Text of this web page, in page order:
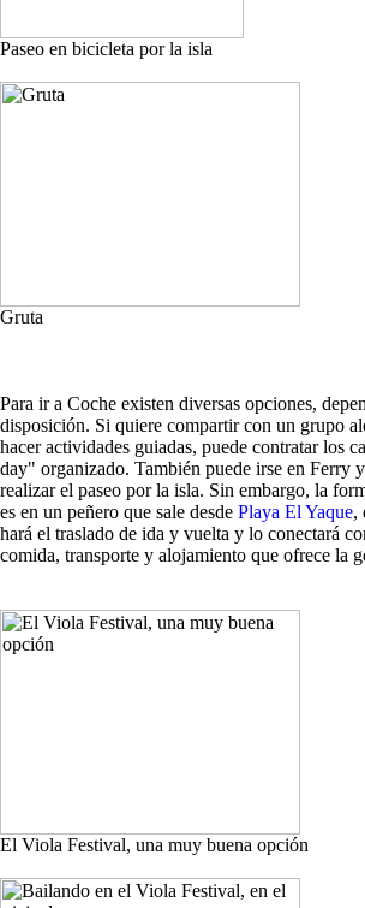
Paseo en bicicleta por la isla
Gruta
Para ir a Coche existen diversas opciones,
disposición. Si quiere compartir con un grupo
hacer actividades guiadas, puede contratar los
day" organizado. También puede irse en Ferry
realizar el paseo por la isla. Sin embargo, la
es en un peñero que sale desde Playa El Yaque,
hará el traslado de ida y vuelta y lo conectará
comida, transporte y alojamiento que ofrece la
El Viola Festival, una muy buena opción